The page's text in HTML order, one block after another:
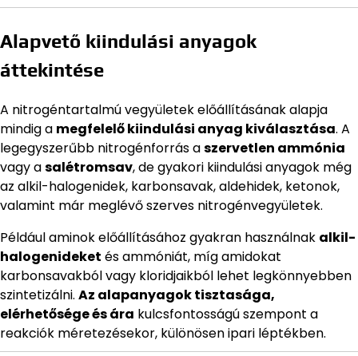
Alapvető kiindulási anyagok
áttekintése
A nitrogéntartalmú vegyületek előállításának alapja
mindig a megfelelő kiindulási anyag kiválasztása. A
legegyszerűbb nitrogénforrás aszervetlen ammónia
vagy asalétromsav, de gyakori kiindulási anyagok még
az alkil-halogenidek, karbonsavak, aldehidek, ketonok,
valamint már meglévő szerves nitrogénvegyületek.
Például aminok előállításához gyakran használnak alkil-
halogenideket és ammóniát, míg amidokat
karbonsavakból vagy kloridjaikból lehet legkönnyebben
szintetizálni. Az alapanyagok tisztasága,
elérhetősége és ára kulcsfontosságú szempont a
reakciók méretezésekor, különösen ipari léptékben.